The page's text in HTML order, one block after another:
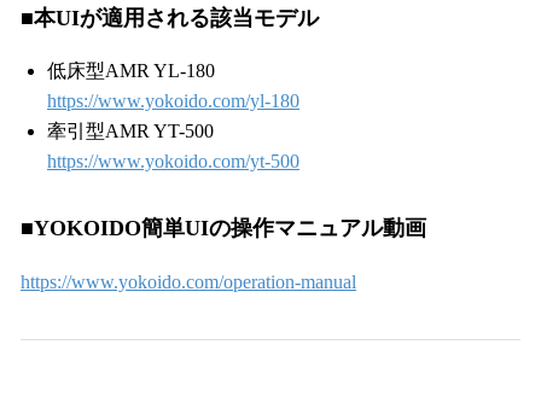
■本UIが適用される該当モデル
低床型AMR YL-180
https://www.yokoido.com/yl-180
牽引型AMR YT-500
https://www.yokoido.com/yt-500
■YOKOIDO簡単UIの操作マニュアル動画
https://www.yokoido.com/operation-manual